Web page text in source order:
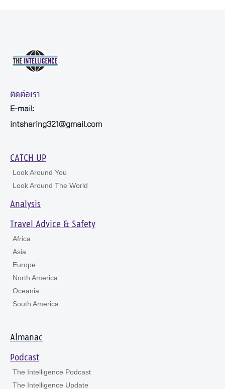
ติดต่อเรา
E-mail:
intsharing321@gmail.com
CATCH UP
Look Around You
Look Around The World
Analysis
Travel Advice & Safety
Africa
Asia
Europe
North America
Oceania
South America
Almanac
Podcast
The Intelligence Podcast
The Intelligence Update